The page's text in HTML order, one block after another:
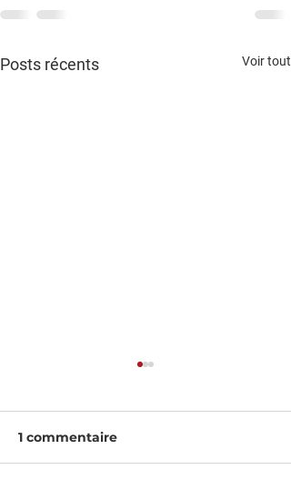
Posts récents Voir tout
1 commentaire